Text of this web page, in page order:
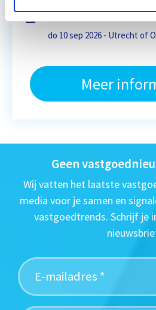
Eerstvolgende
do 10 sep 2026 - Utrecht of
Meer
Geen
Wij vatten het laatste
media voor je samen en
vastgoedtrends. Schrijf je